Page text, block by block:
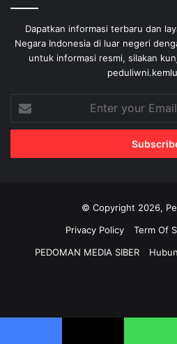
Dapatkan informasi terbaru dan
Negara Indonesia di luar negeri
untuk informasi resmi, silakan
your
Email
© Copyright 2026,
Privacy Policy
Term Of
PEDOMAN MEDIA SIBER